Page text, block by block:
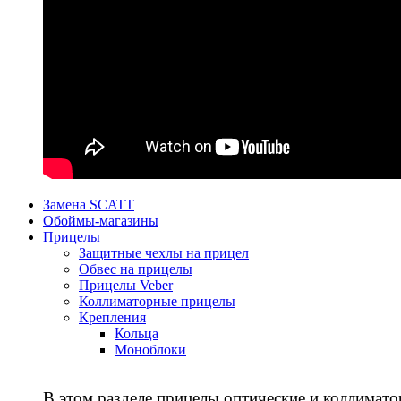
Замена SCATT
Обоймы-магазины
Прицелы
Защитные чехлы на прицел
Обвес на прицелы
Прицелы Veber
Коллиматорные прицелы
Крепления
Кольца
Моноблоки